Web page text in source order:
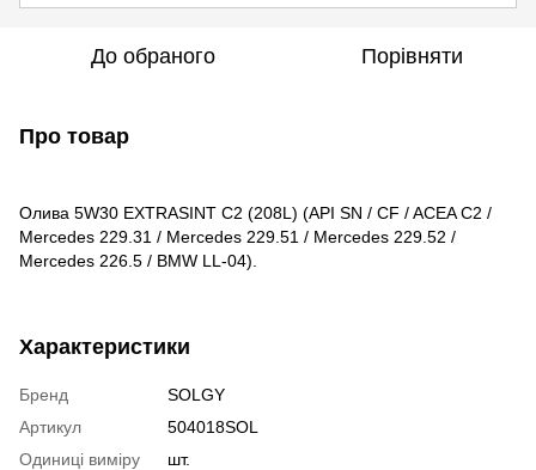
До обраного Порівняти
Про товар
Олива 5W30 EXTRASINT C2 (208L) (API SN / CF / ACEA C2 /
Mercedes 229.31 / Mercedes 229.51 / Mercedes 229.52 /
Mercedes 226.5 / BMW LL-04).
Характеристики
Бренд
SOLGY
Артикул
504018SOL
Одиниці виміру
шт.